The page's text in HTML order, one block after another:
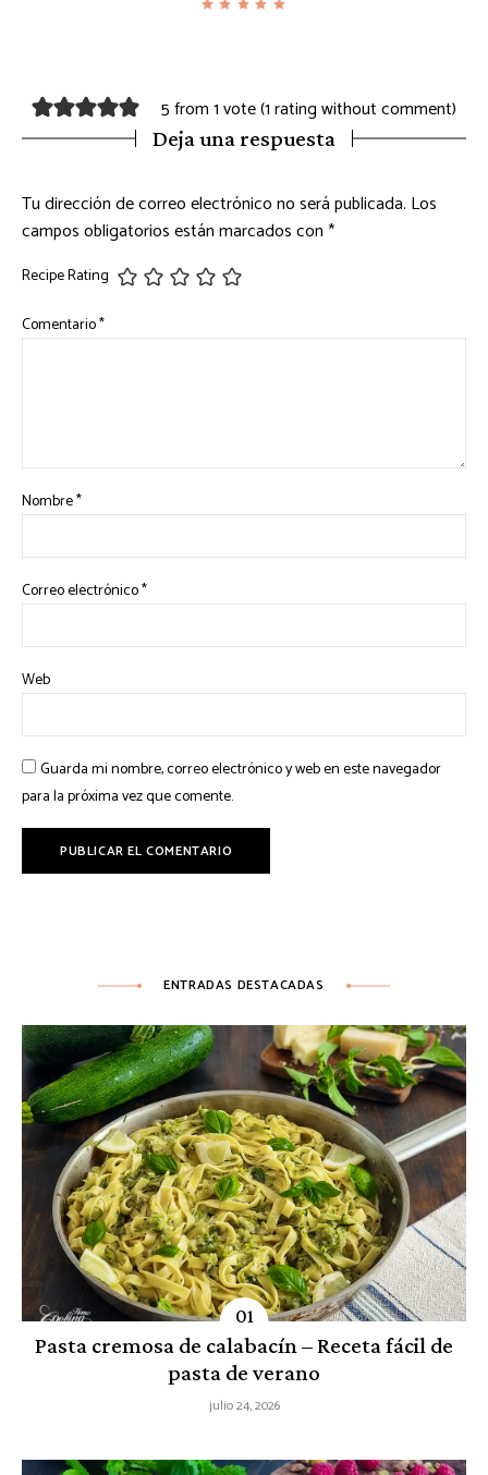
5 from 1 vote (1 rating without comment)
Deja una respuesta
Tu dirección de correo electrónico no será publicada. Los
campos obligatorios están marcados con*
Recipe Rating
Comentario*
Nombre*
Correo electrónico*
Web
Guarda mi nombre, correo electrónico y web en este navegador
para la próxima vez que comente.
ENTRADAS DESTACADAS
Pasta cremosa de calabacín – Receta fácil de
pasta de verano
julio 24, 2026